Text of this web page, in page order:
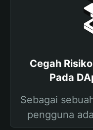
Cegah
Pada
Sebagai
pengguna